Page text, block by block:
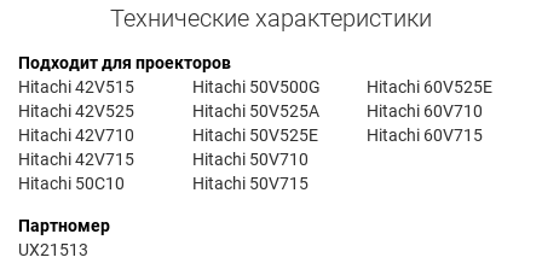
Технические характеристики
Подходит для проекторов
Hitachi 42V515
Hitachi 42V525
Hitachi 42V710
Hitachi 42V715
Hitachi 50C10
Hitachi 50V500G
Hitachi 50V525A
Hitachi 50V525E
Hitachi 50V710
Hitachi 50V715
Hitachi 60V525E
Hitachi 60V710
Hitachi 60V715
Партномер
UX21513